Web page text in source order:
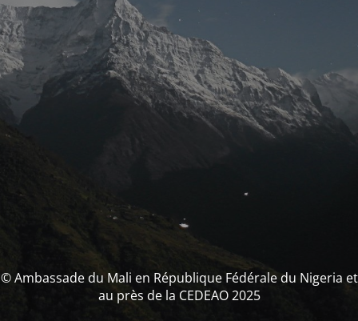
© Ambassade du Mali en République Fédérale du Nigeria et
au près de la CEDEAO 2025